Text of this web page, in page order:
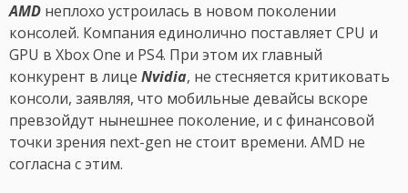
AMD неплохо устроилась в новом поколении
консолей. Компания единолично поставляет CPU и
GPU в Xbox One и PS4. При этом их главный
конкурент в лице Nvidia, не стесняется критиковать
консоли, заявляя, что мобильные девайсы вскоре
превзойдут нынешнее поколение, и с финансовой
точки зрения next-gen не стоит времени. AMD не
согласна с этим.